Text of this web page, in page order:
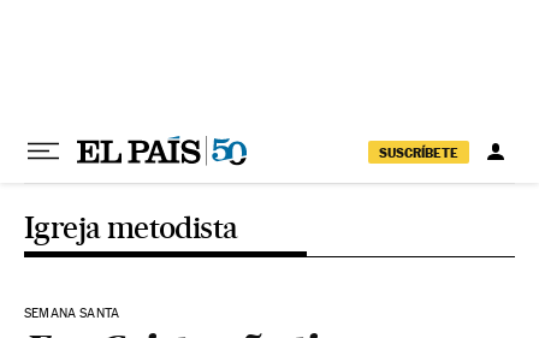
SUSCRÍBETE
Igreja metodista
SEMANA SANTA